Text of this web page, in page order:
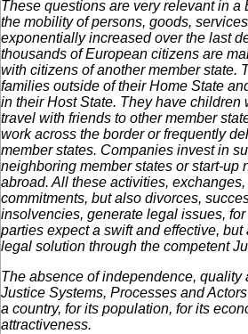
These questions are very relevant in
the mobility of persons, goods,
exponentially increased over the last
thousands of European citizens are
with citizens of another member state.
families outside of their Home State
in their Host State. They have children
travel with friends to other member
work across the border or frequently
member states. Companies invest in
neighboring member states or start-up
abroad. All these activities,
commitments, but also divorces,
insolvencies, generate legal issues,
parties expect a swift and effective,
legal solution through the competent
The absence of independence, quality
Justice Systems, Processes and
a country, for its population, for its
attractiveness.